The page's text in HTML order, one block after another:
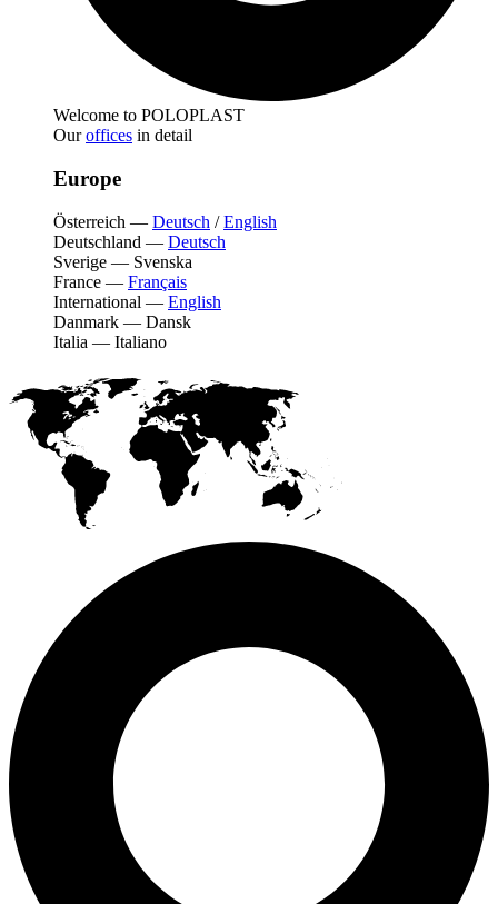
Welcome to POLOPLAST
Ouroffices in detail
Europe
Österreich — Deutsch /English
Deutschland — Deutsch
Sverige — Svenska
France — Français
International — English
Danmark — Dansk
Italia — Italiano